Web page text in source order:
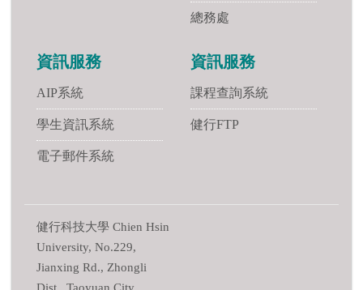
總務處
資訊服務
AIP系統
學生資訊系統
電子郵件系統
資訊服務
課程查詢系統
健行FTP
健行科技大學 Chien Hsin
University, No.229,
Jianxing Rd., Zhongli
Dist., Taoyuan City